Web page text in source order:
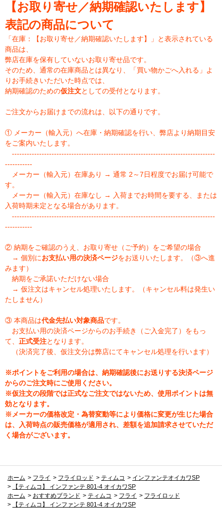
【お取り寄せ／納期確認いたします】
表記の商品について
「在庫：【お取り寄せ／納期確認いたします】」と表示されている
商品は、
弊店在庫を保有していないお取り寄せ品です。
そのため、通常の在庫商品とは異なり、「買い物かごへ入れる」よ
りお手続きいただいた時点では、
納期確認のための仮注文としての受付となります。
ご注文からお届けまでの流れは、以下の通りです。
① メーカー（輸入元）へ在庫・納期確認を行い、弊店より納期目安
をご案内いたします。
----------------------------------------------------------------------------------
-----------
メーカー（輸入元）在庫あり → 通常 2～7日程度でお届け可能で
す。
メーカー（輸入元）在庫なし → 入荷までお時間を要する、または
入荷時期未定となる場合があります。
----------------------------------------------------------------------------------
-----------
② 納期をご確認のうえ、お取り寄せ（ご予約）をご希望の場合
→ 個別にお支払い用の決済ページをお送りいたします。（③へ進
みます）
納期をご承諾いただけない場合
→ 仮注文はキャンセル処理いたします。（キャンセル料は発生い
たしません）
③ 本商品は代金先払い対象商品です。
お支払い用の決済ページからのお手続き（ご入金完了）をもっ
て、 正式受注となります。
（決済完了後、仮注文分は弊店にてキャンセル処理を行います）
※ポイントをご利用の場合は、納期確認後にお送りする決済ページ
からのご注文時にご使用ください。
※仮注文の段階では正式なご注文ではないため、使用ポイントは無
効となります。
※メーカーの価格改定・為替変動等により価格に変更が生じた場合
は、入荷時点の販売価格が適用され、差額を追加請求させていただ
く場合がございます。
ホーム > フライ > フライロッド > ティムコ > インファンテオイカワSP
>
【ティムコ】 インファンテ 801-4 オイカワSP
ホーム > おすすめブランド > ティムコ > フライ > フライロッド
>
【ティムコ】 インファンテ 801-4 オイカワSP